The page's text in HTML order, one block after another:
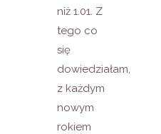
niż 1.01. Z
tego co
się
dowiedziałam,
z każdym
nowym
rokiem